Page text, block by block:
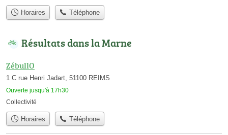
Horaires Téléphone
Résultats dans la Marne
ZébullO
1 C rue Henri Jadart, 51100 REIMS
Ouverte jusqu'à 17h30
Collectivité
Horaires Téléphone